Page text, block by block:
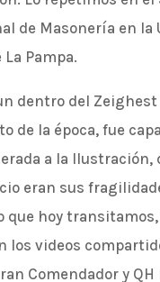
de Masonería en la
Pampa.
dentro del Zeighest
de la época, fue
a la Ilustración,
eran sus
que hoy
los videos
Comendador y